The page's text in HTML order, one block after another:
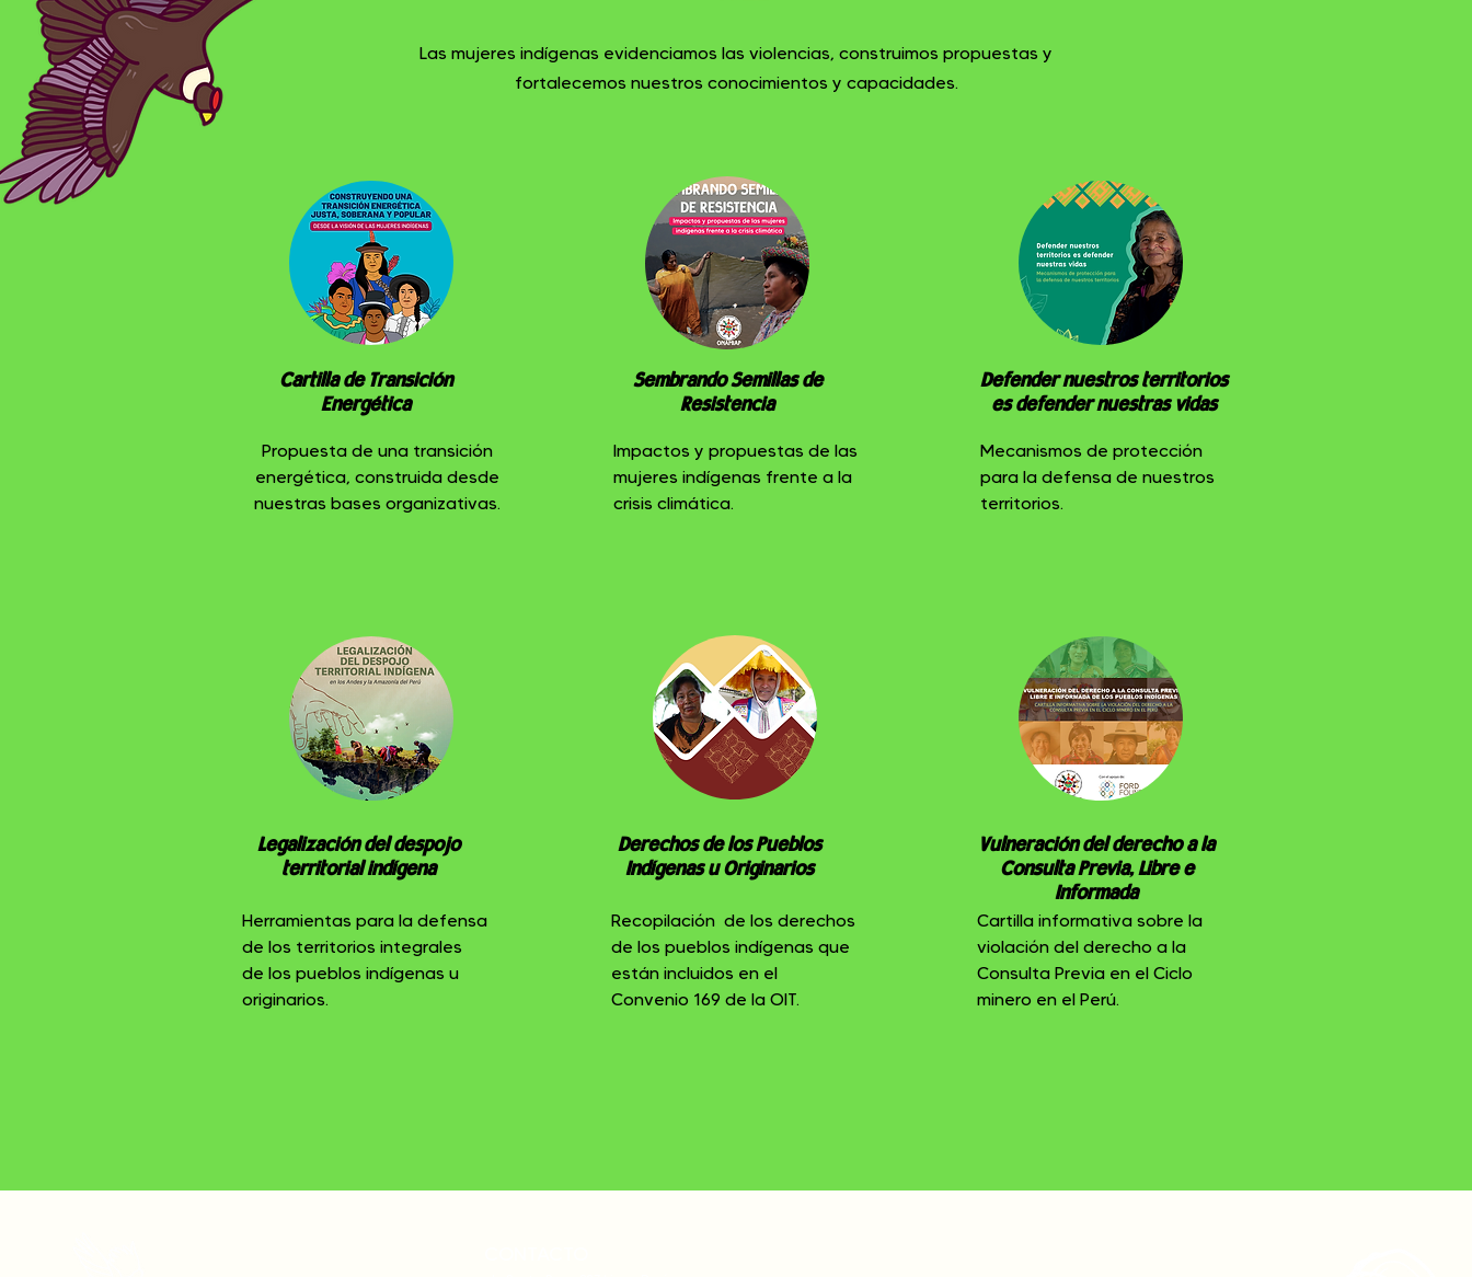
Las mujeres indígenas evidenciamos las violencias, construimos propuestas y
fortalecemos nuestros conocimientos y capacidades.
Cartilla de Transición
Energética
Sembrando Semillas de
Resistencia
Defender nuestros territorios
es defender nuestras vidas
Propuesta de una transición
energética, construida desde
nuestras bases organizativas.
Impactos y propuestas de las
mujeres indígenas frente a la
crisis climática.
Mecanismos de protección
para la defensa de nuestros
territorios.
Legalización del despojo
territorial indígena
Herramientas para la defensa
de los territorios integrales
de los pueblos indígenas u
originarios.
Derechos de los Pueblos
Indígenas u Originarios
Recopilación de los derechos
de los pueblos indígenas que
están incluidos en el
Convenio 169 de la OIT.
Vulneración del derecho a la
Consulta Previa, Libre e
Informada
Cartilla informativa sobre la
violación del derecho a la
Consulta Previa en el Ciclo
minero en el Perú.